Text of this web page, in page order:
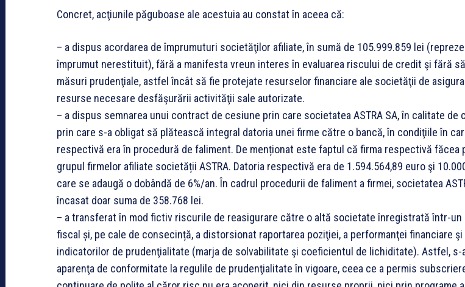
Concret, acţiunile păguboase ale acestuia au constat în aceea că:
– a dispus acordarea de împrumuturi societăţilor afiliate, în sumă de 105.999.859 lei
împrumut nerestituit), fără a manifesta vreun interes în evaluarea riscului de credit şi fără
măsuri prudenţiale, astfel încât să fie protejate resurselor financiare ale societăţii de
resurse necesare desfăşurării activităţii sale autorizate.
– a dispus semnarea unui contract de cesiune prin care societatea ASTRA SA, în calitate de
prin care s-a obligat să plătească integral datoria unei firme către o bancă, în condiţiile în
respectivă era în procedură de faliment. De menționat este faptul că firma respectivă făcea
grupul firmelor afiliate societății ASTRA. Datoria respectivă era de 1.594.564,89 euro şi
care se adaugă o dobândă de 6%/an. În cadrul procedurii de faliment a firmei, societatea
încasat doar suma de 358.768 lei.
– a transferat în mod fictiv riscurile de reasigurare către o altă societate înregistrată într-un
fiscal și, pe cale de consecință, a distorsionat raportarea poziţiei, a performanţei financiare şi
indicatorilor de prudenţialitate (marja de solvabilitate şi coeficientul de lichiditate). Astfel, s-
aparenţa de conformitate la regulile de prudenţialitate în vigoare, ceea ce a permis